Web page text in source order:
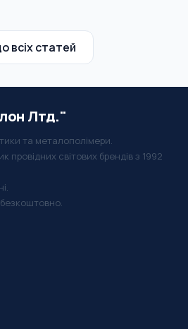
всіх статей
Лтд."
та металополімери.
провідних світових брендів з 1992